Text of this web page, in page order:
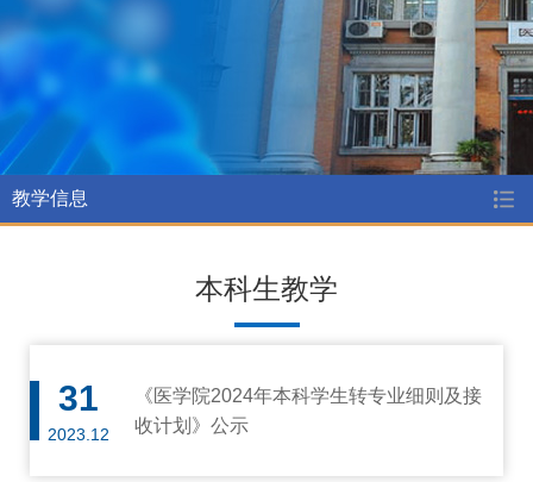
教学信息
本科生教学
31
2023.12
《医学院2024年本科学生转专业细则及接
收计划》公示